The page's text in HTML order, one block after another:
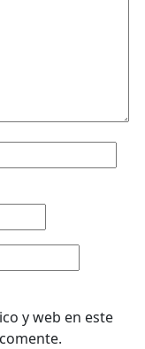
y web en este